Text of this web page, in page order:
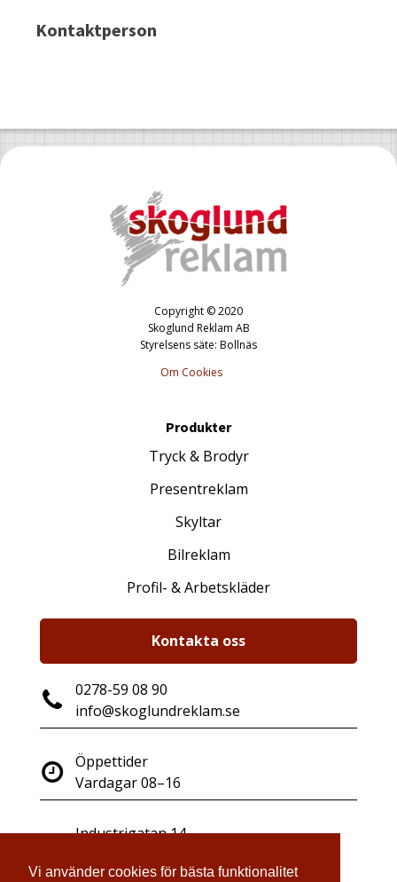
Vi använder cookies för bästa funktionalitet
Kontaktperson
Copyright © 2020
Skoglund Reklam AB
Styrelsens säte: Bollnäs
Om Cookies
Produkter
Tryck & Brodyr
Presentreklam
Skyltar
Bilreklam
Profil- & Arbetskläder
Kontakta oss
0278-59 08 90
info@skoglundreklam.se
Öppettider
Vardagar 08–16
Industrigatan 14